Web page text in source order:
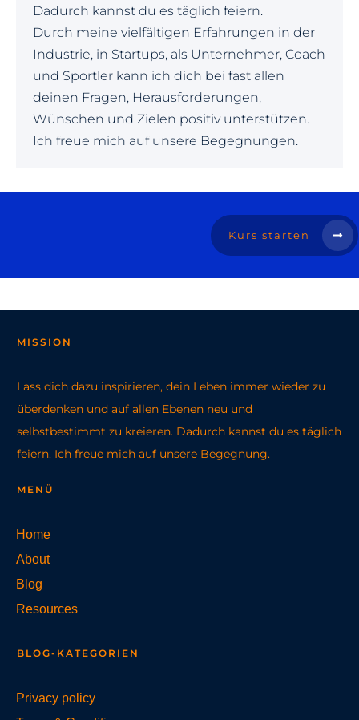
Dadurch kannst du es täglich feiern.
Durch meine vielfältigen Erfahrungen in der
Industrie, in Startups, als Unternehmer, Coach
und Sportler kann ich dich bei fast allen
deinen Fragen, Herausforderungen,
Wünschen und Zielen positiv unterstützen.
Ich freue mich auf unsere Begegnungen.
Kurs starten
MISSION
Lass dich dazu inspirieren, dein Leben immer wieder zu
überdenken und auf allen Ebenen neu und
selbstbestimmt zu kreieren. Dadurch kannst du es täglich
feiern. Ich freue mich auf unsere Begegnung.
MENÜ
Home
About
Blog
Resources
BLOG-KATEGORIEN
Privacy policy